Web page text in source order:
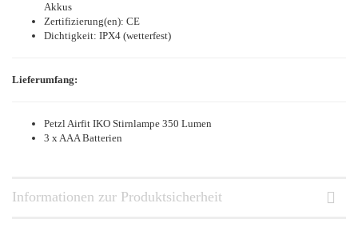
Akkus
Zertifizierung(en): CE
Dichtigkeit: IPX4 (wetterfest)
Lieferumfang:
Petzl Airfit IKO Stirnlampe 350 Lumen
3 x AAA Batterien
Informationen zur Produktsicherheit